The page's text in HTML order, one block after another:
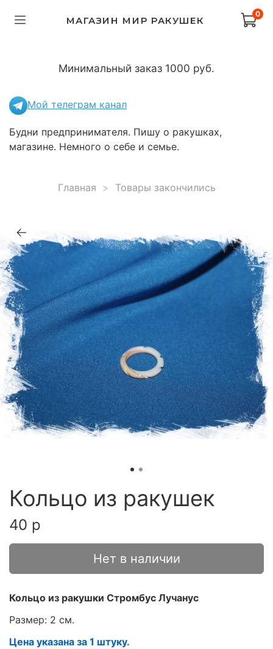
МАГАЗИН МИР РАКУШЕК
0
Минимальный заказ 1000 руб.
Мой телеграм канал
Будни предпринимателя. Пишу о ракушках,
магазине. Немного о себе и семье.
Главная Товары закончились
Кольцо из ракушек
40 р
Нет в наличии
Кольцо из ракушки Стромбус Лучанус
Размер: 2 см.
Цена указана за 1 штуку.